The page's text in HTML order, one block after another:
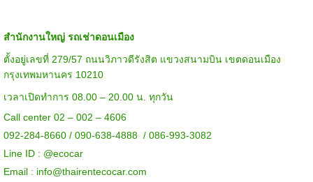
สำนักงานใหญ่ รถเช่าดอนเมือง
ตั้งอยู่เลขที่ 279/57 ถนนวิภาวดีรังสิต แขวงสนามบิน เขตดอนเมือง
กรุงเทพมหานคร 10210
เวลาเปิดทำการ 08.00 – 20.00 น. ทุกวัน
Call center 02 – 002 – 4606
092-284-8660 / 090-638-4888 / 086-993-3082
Line ID : @ecocar
Email : info@thairentecocar.com